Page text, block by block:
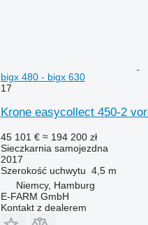
bigx 480 - bigx 630
17
Krone easycollect 450-2
45 101 € ≈ 194 200 zł
Sieczkarnia samojezdna
2017
Szerokość uchwytu 4,5 m
Niemcy, Hamburg
E-FARM GmbH
Kontakt z dealerem